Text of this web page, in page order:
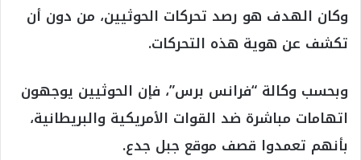
وكان الهدف هو رصد تحركات الحوثيين، من دون أن
تكشف عن هوية هذه التحركات.
وبحسب وكالة “فرانس برس”، فإن الحوثيين يوجهون
اتهامات مباشرة ضد القوات الأمريكية والبريطانية،
بأنهم تعمدوا قصف موقع جبل جدع.